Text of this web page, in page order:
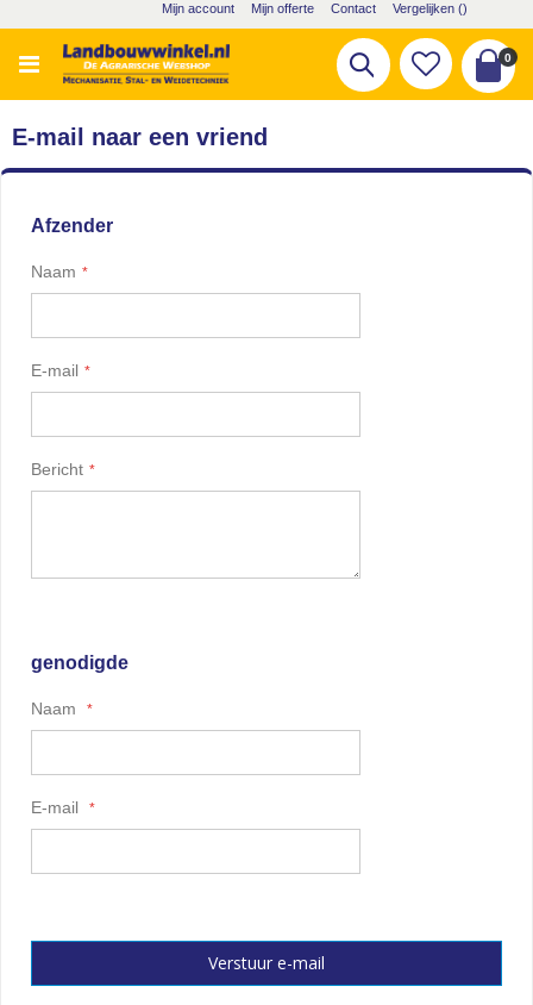
naar
de
inhoud
Mijn account Mijn offerte Contact Vergelijken ()
Cart
0
Zoek
E-mail naar een vriend
Afzender
Naam
E-mail
Bericht
genodigde
Naam
E-mail
Verstuur e-mail